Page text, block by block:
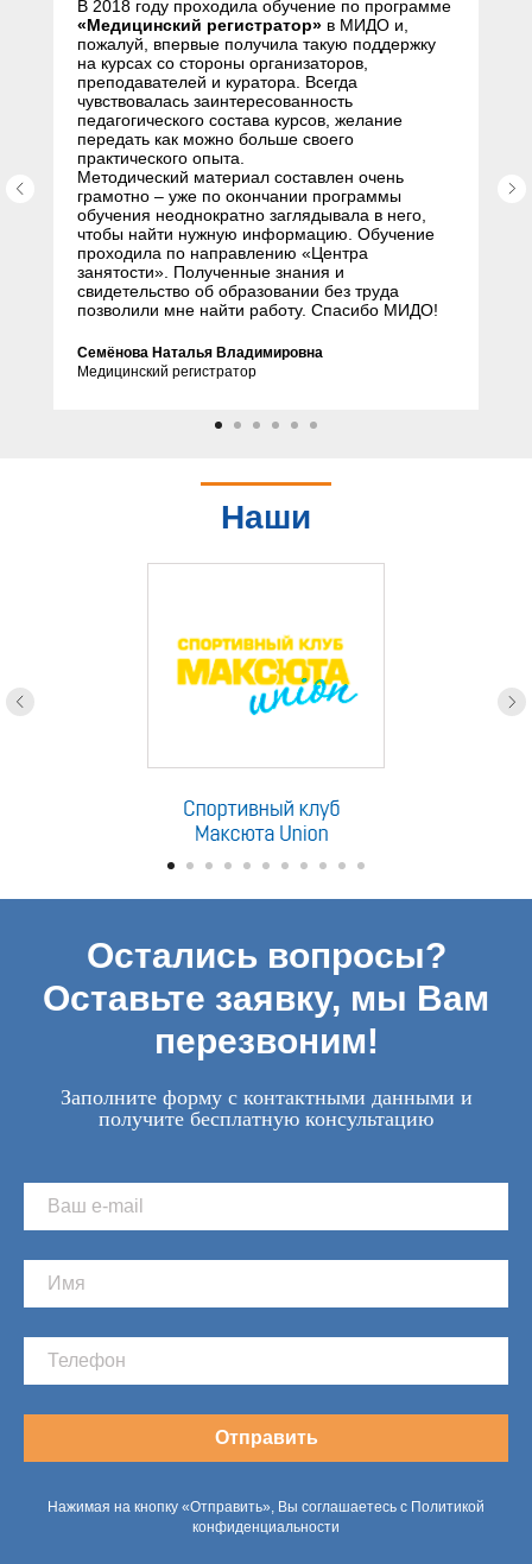
В 2018 году проходила обучение по программе
«Медицинский регистратор» в МИДО и,
пожалуй, впервые получила такую поддержку
на курсах со стороны организаторов,
преподавателей и куратора. Всегда
чувствовалась заинтересованность
педагогического состава курсов, желание
передать как можно больше своего
практического опыта.
Методический материал составлен очень
грамотно – уже по окончании программы
обучения неоднократно заглядывала в него,
чтобы найти нужную информацию. Обучение
проходила по направлению «Центра
занятости». Полученные знания и
свидетельство об образовании без труда
позволили мне найти работу. Спасибо МИДО!
Семёнова Наталья Владимировна
Медицинский регистратор
Наши
Остались вопросы?
Оставьте заявку, мы Вам
перезвоним!
Заполните форму с контактными данными и
получите бесплатную консультацию
Отправить
Нажимая на кнопку «Отправить», Вы соглашаетесь с Политикой
конфиденциальности